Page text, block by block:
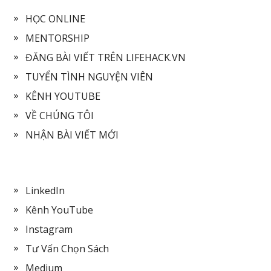
HỌC ONLINE
MENTORSHIP
ĐĂNG BÀI VIẾT TRÊN LIFEHACK.VN
TUYỂN TÌNH NGUYỆN VIÊN
KÊNH YOUTUBE
VỀ CHÚNG TÔI
NHẬN BÀI VIẾT MỚI
LinkedIn
Kênh YouTube
Instagram
Tư Vấn Chọn Sách
Medium